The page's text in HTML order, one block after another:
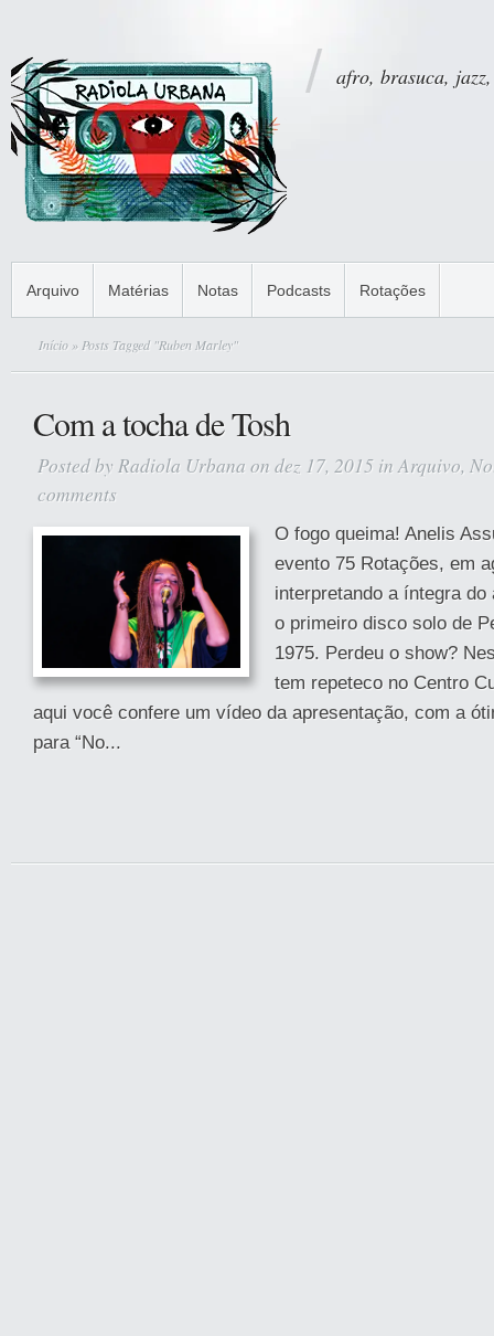
afro, brasuca,
Arquivo Matérias Notas Podcasts Rotações
Início » Posts Tagged "Ruben Marley"
Com a tocha de Tosh
Posted by Radiola Urbana on dez 17, 2015 inArquivo,
comments
O fogo queima! Anelis
evento 75 Rotações, em
interpretando a íntegra
o primeiro disco solo de
1975. Perdeu o show?
tem repeteco no Centro
aqui você confere um vídeo da apresentação, com a
para “No...